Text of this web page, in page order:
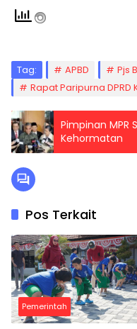
Tag: APBD
Pjs
Rapat Paripurna
Pimpinan MPR
Kehormatan
Pos Terkait
Pemerintah